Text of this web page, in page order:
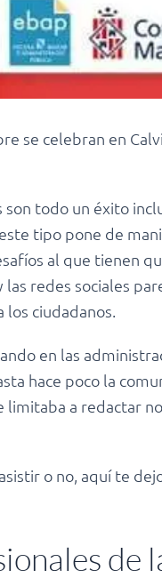
se celebran en
son todo un éxito
tipo pone de
al que tienen
redes sociales
ciudadanos.
en las
hace poco la
limitaba a redactar
o no, aquí te
de